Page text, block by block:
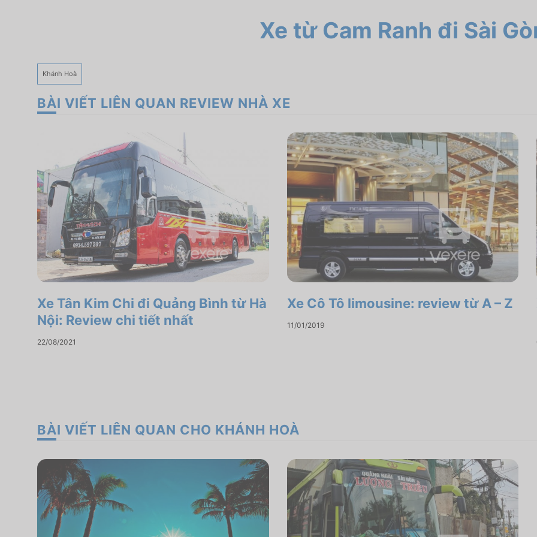
Xe từ Cam Ranh đi Sài
Khánh Hoà
BÀI VIẾT LIÊN QUAN REVIEW NHÀ XE
Xe Tân Kim Chi đi Quảng Bình từ Hà
Nội: Review chi tiết nhất
22/08/2021
Xe Cô Tô limousine: review từ A – Z
11/01/2019
BÀI VIẾT LIÊN QUAN CHO KHÁNH HOÀ